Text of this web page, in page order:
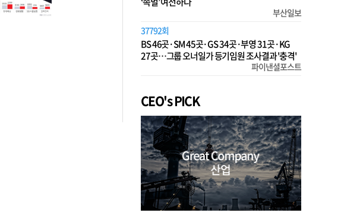
부산일보
37792회
BS 46곳·SM 45곳·GS 34곳·부영 31곳·KG
27곳…그룹 오너일가 등기임원 조사결과 '충격'
파이낸셜포스트
CEO's PICK